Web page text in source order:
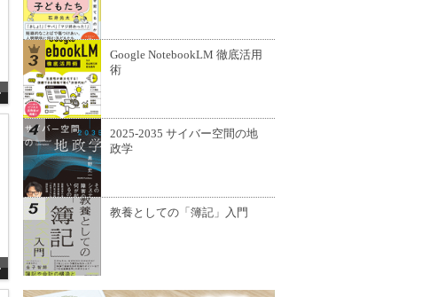
Google NotebookLM 徹底活用
術
2025-2035 サイバー空間の地
政学
教養としての「簿記」入門